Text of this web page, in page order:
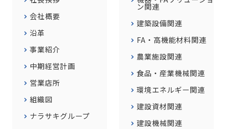
会社概要
沿革
事業紹介
中期経営計画
営業店所
組織図
ナラサキグループ
ン関連
建築設備関連
FA・高機能材料関連
農業施設関連
食品・産業機械関連
環境エネルギー関連
建設資材関連
建設機械関連